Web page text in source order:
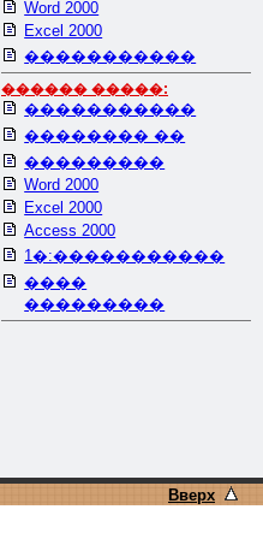
Word 2000
Excel 2000
�����������
������ �����:
�����������
�������� ��
���������
Word 2000
Excel 2000
Access 2000
1�:�����������
����
���������
Вверх